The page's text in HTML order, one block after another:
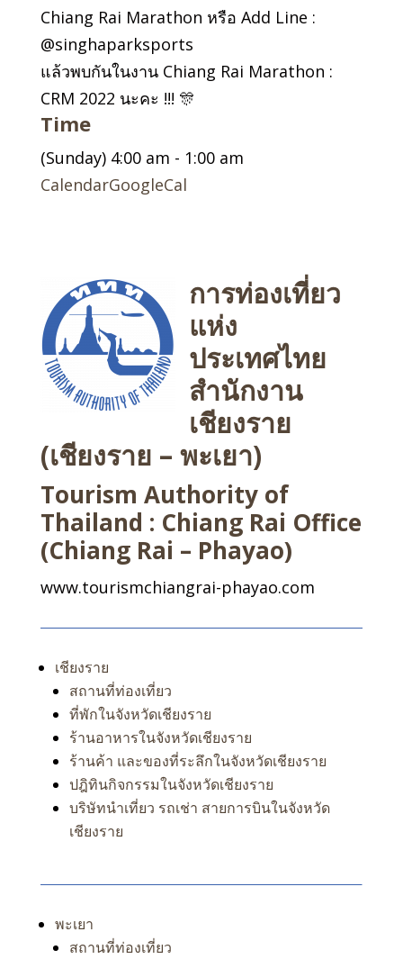
Chiang Rai Marathon หรือ Add Line :
@singhaparksports
แล้วพบกันในงาน Chiang Rai Marathon :
CRM 2022 นะคะ !!! 🎊
Time
(Sunday) 4:00 am - 1:00 am
CalendarGoogleCal
การท่องเที่ยว
แห่ง
ประเทศไทย
สำนักงาน
เชียงราย
(เชียงราย – พะเยา)
Tourism Authority of
Thailand : Chiang Rai Office
(Chiang Rai – Phayao)
www.tourismchiangrai-phayao.com
เชียงราย
สถานที่ท่องเที่ยว
ที่พักในจังหวัดเชียงราย
ร้านอาหารในจังหวัดเชียงราย
ร้านค้า และของที่ระลึกในจังหวัดเชียงราย
ปฎิทินกิจกรรมในจังหวัดเชียงราย
บริษัทนำเที่ยว รถเช่า สายการบินในจังหวัด
เชียงราย
พะเยา
สถานที่ท่องเที่ยว